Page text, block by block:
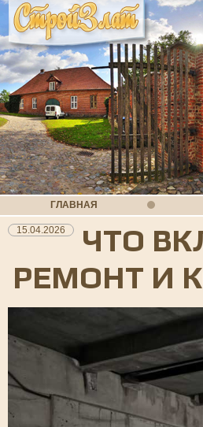
ГЛАВНАЯ
15.04.2026
ЧТО
РЕМОНТ И